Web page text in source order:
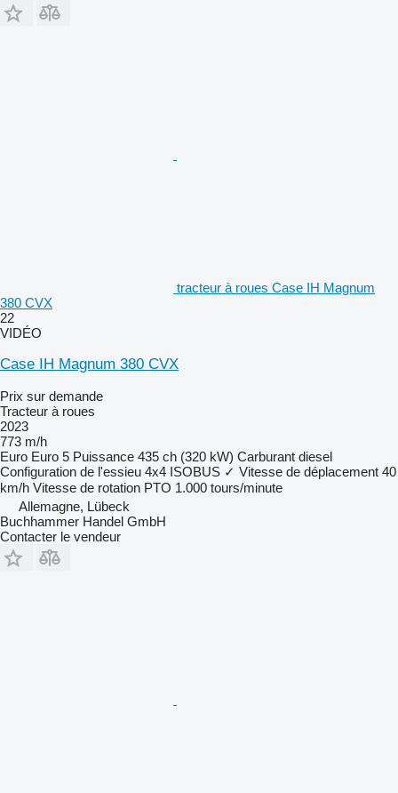
tracteur à roues Case IH Magnum
380 CVX
22
VIDÉO
Case IH Magnum 380 CVX
Prix sur demande
Tracteur à roues
2023
773 m/h
Euro Euro 5 Puissance 435 ch (320 kW) Carburant diesel
Configuration de l'essieu 4x4 ISOBUS ✓ Vitesse de déplacement 40
km/h Vitesse de rotation PTO 1.000 tours/minute
Allemagne, Lübeck
Buchhammer Handel GmbH
Contacter le vendeur